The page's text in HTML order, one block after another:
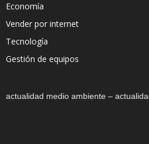
Economía
Vender por internet
Tecnología
Gestión de equipos
actualidad medio ambiente –